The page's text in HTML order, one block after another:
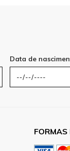
Data de
FORMAS